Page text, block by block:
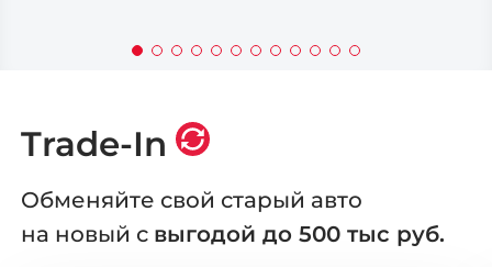
Trade-In
Обменяйте свой старый авто
на новый с выгодой до 500 тыс руб.